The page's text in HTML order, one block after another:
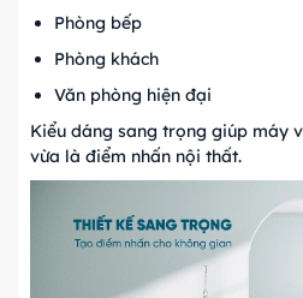
Phòng bếp
Phòng khách
Văn phòng hiện đại
Kiểu dáng sang trọng giúp máy
vừa là điểm nhấn nội thất.